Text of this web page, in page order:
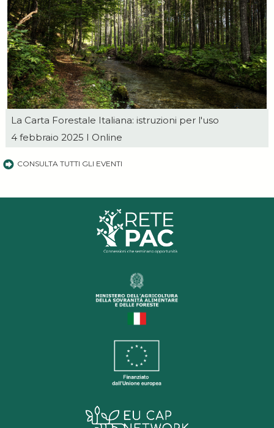
La Carta Forestale Italiana: istruzioni per l'uso
4 febbraio 2025 I Online
CONSULTA TUTTI GLI EVENTI